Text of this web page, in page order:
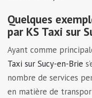
Quelques
par KS Taxi sur
Ayant comme
Taxi sur Sucy-en-Brie
nombre de services
en matière de